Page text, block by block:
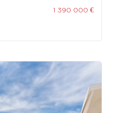
1 390 000 €